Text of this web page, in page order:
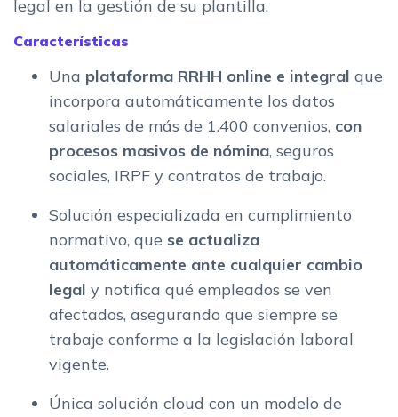
legal en la gestión de su plantilla.
Características
Una plataforma RRHH online e integral que
incorpora automáticamente los datos
salariales de más de 1.400 convenios, con
procesos masivos de nómina, seguros
sociales, IRPF y contratos de trabajo.
Solución especializada en cumplimiento
normativo, que se actualiza
automáticamente ante cualquier cambio
legal y notifica qué empleados se ven
afectados, asegurando que siempre se
trabaje conforme a la legislación laboral
vigente.
Única solución cloud con un modelo de